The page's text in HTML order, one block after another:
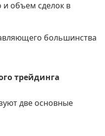
и объем сделок в
большинства
трейдинга
две основные